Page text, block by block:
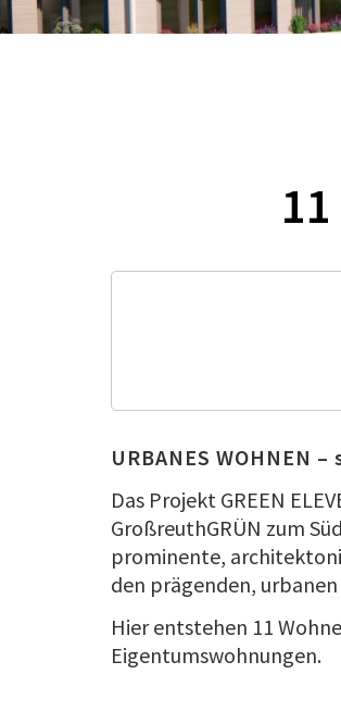
URBANES WOHNEN –
Das Projekt GREEN
GroßreuthGRÜN zum
prominente,
den prägenden,
Hier entstehen 11
Eigentumswohnungen.